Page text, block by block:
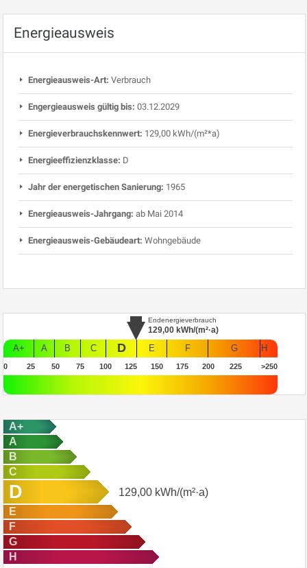
Energieausweis
Energieausweis-Art: Verbrauch
Engergieausweis gültig bis: 03.12.2029
Energieverbrauchskennwert: 129,00 kWh/(m²*a)
Energieeffizienzklasse: D
Jahr der energetischen Sanierung: 1965
Energieausweis-Jahrgang: ab Mai 2014
Energieausweis-Gebäudeart: Wohngebäude
Endenergieverbrauch
129,00 kWh/(m²·a)
A+
A B C D E F G H
0 25 50 75 100 125 150 175 200 225 >250
A+
A
B
C
D 129,00 kWh/(m²·a)
E
F
G
H